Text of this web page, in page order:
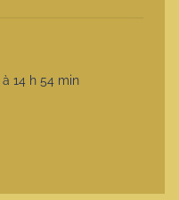
14 h 54 min